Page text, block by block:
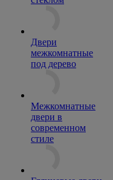
Двери
межкомнатные
под дерево
Межкомнатные
двери в
современном
стиле